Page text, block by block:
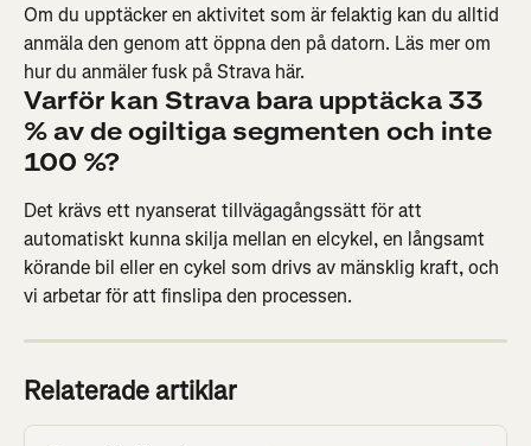
Om du upptäcker en aktivitet som är felaktig kan du alltid
anmäla den genom att öppna den på datorn. Läs mer om
hur du anmäler fusk på Strava här.
Varför kan Strava bara upptäcka 33
% av de ogiltiga segmenten och inte
100 %?
Det krävs ett nyanserat tillvägagångssätt för att
automatiskt kunna skilja mellan en elcykel, en långsamt
körande bil eller en cykel som drivs av mänsklig kraft, och
vi arbetar för att finslipa den processen.
Relaterade artiklar